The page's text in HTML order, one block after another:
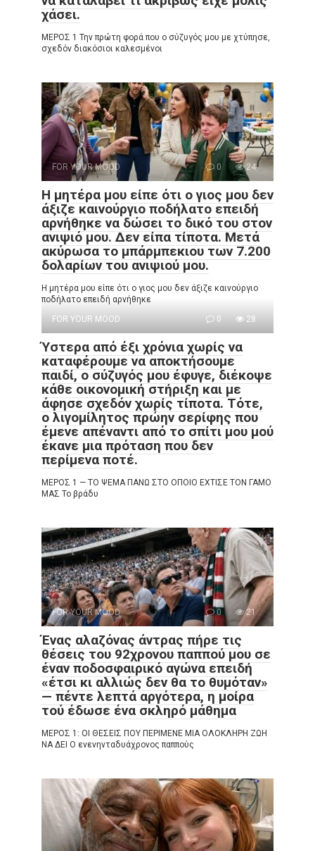
χάσει.
ΜΕΡΟΣ 1 Την πρώτη φορά που ο σύζυγός μου με χτύπησε,
σχεδόν διακόσιοι καλεσμένοι
FOR YOUR MOOD 0 24
Η μητέρα μου είπε ότι ο γιος μου δεν
άξιζε καινούργιο ποδήλατο επειδή
αρνήθηκε να δώσει το δικό του στον
ανιψιό μου. Δεν είπα τίποτα. Μετά
ακύρωσα το μπάρμπεκιου των 7.200
δολαρίων του ανιψιού μου.
Η μητέρα μου είπε ότι ο γιος μου δεν άξιζε καινούργιο
ποδήλατο επειδή αρνήθηκε
FOR YOUR MOOD
0 28
Ύστερα από έξι χρόνια χωρίς να
καταφέρουμε να αποκτήσουμε
παιδί, ο σύζυγός μου έφυγε, διέκοψε
κάθε οικονομική στήριξη και με
άφησε σχεδόν χωρίς τίποτα. Τότε,
ο λιγομίλητος πρώην σερίφης που
έμενε απέναντι από το σπίτι μου μού
έκανε μια πρόταση που δεν
περίμενα ποτέ.
ΜΕΡΟΣ 1 — ΤΟ ΨΕΜΑ ΠΑΝΩ ΣΤΟ ΟΠΟΙΟ ΕΧΤΙΣΕ ΤΟΝ ΓΑΜΟ
ΜΑΣ Το βράδυ
FOR YOUR MOOD 0 21
Ένας αλαζόνας άντρας πήρε τις
θέσεις του 92χρονου παππού μου σε
έναν ποδοσφαιρικό αγώνα επειδή
«έτσι κι αλλιώς δεν θα το θυμόταν»
— πέντε λεπτά αργότερα, η μοίρα
τού έδωσε ένα σκληρό μάθημα
ΜΕΡΟΣ 1: ΟΙ ΘΕΣΕΙΣ ΠΟΥ ΠΕΡΙΜΕΝΕ ΜΙΑ ΟΛΟΚΛΗΡΗ ΖΩΗ
ΝΑ ΔΕΙ Ο ενενηνταδυάχρονος παππούς